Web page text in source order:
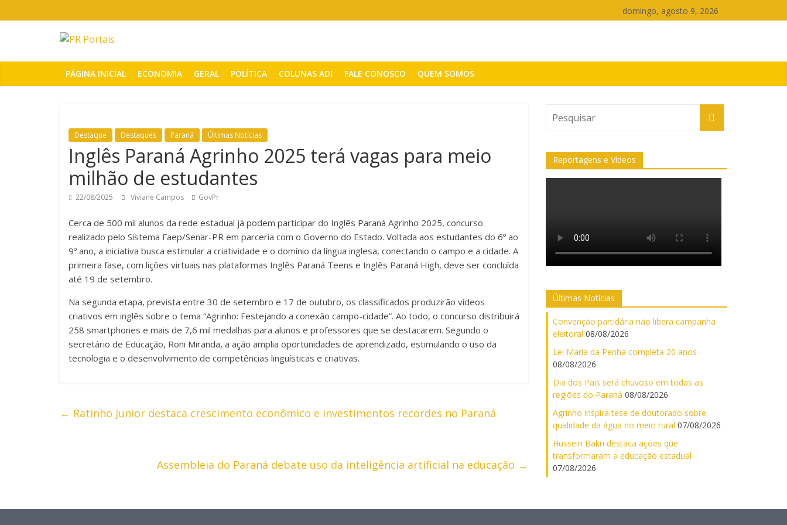
para
domingo, agosto 9, 2026
PR
Portais
notícias
do
Paraná
PÁGINA INICIAL ECONOMIA GERAL POLÍTICA COLUNAS ADI FALE CONOSCO QUEM SOMOS
Destaque Destaques Paraná Últimas Notícias
Inglês Paraná Agrinho 2025 terá vagas para meio
milhão de estudantes
22/08/2025 Viviane Campos GovPr
Cerca de 500 mil alunos da rede estadual já podem participar do Inglês Paraná Agrinho 2025, concurso
realizado pelo Sistema Faep/Senar-PR em parceria com o Governo do Estado. Voltada aos estudantes do 6º ao
9º ano, a iniciativa busca estimular a criatividade e o domínio da língua inglesa, conectando o campo e a cidade. A
primeira fase, com lições virtuais nas plataformas Inglês Paraná Teens e Inglês Paraná High, deve ser concluída
até 19 de setembro.
Na segunda etapa, prevista entre 30 de setembro e 17 de outubro, os classificados produzirão vídeos
criativos em inglês sobre o tema “Agrinho: Festejando a conexão campo-cidade”. Ao todo, o concurso distribuirá
258 smartphones e mais de 7,6 mil medalhas para alunos e professores que se destacarem. Segundo o
secretário de Educação, Roni Miranda, a ação amplia oportunidades de aprendizado, estimulando o uso da
tecnologia e o desenvolvimento de competências linguísticas e criativas.
← Ratinho Junior destaca crescimento econômico e investimentos recordes no Paraná
Assembleia do Paraná debate uso da inteligência artificial na educação →
Reportagens e Vídeos
Últimas Notícias
Convenção partidária não libera campanha
eleitoral 08/08/2026
Lei Maria da Penha completa 20 anos
08/08/2026
Dia dos Pais será chuvoso em todas as
regiões do Paraná 08/08/2026
Agrinho inspira tese de doutorado sobre
qualidade da água no meio rural 07/08/2026
Hussein Bakri destaca ações que
transformaram a educação estadual
07/08/2026